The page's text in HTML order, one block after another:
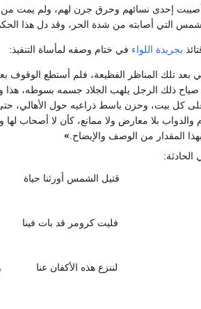
أصيبت إحدى نسائهم وحرق جرن لهم، ولم يمت
التي أصابته من شدة الحر، وقد دل هذا
بجريدة اللواء في ختام وصفه لمأساة التنفيذ:
تلك المناظر الفظيعة، فلم أستطع الوقوف
ذلك الرجل يلهب الجلاد جسمه بسوطه،
على كل بيت، وحزن باسط ذراعيه حول الأهالي،
والدواب بلا معارض ولا ممانع، كأن لا أصحاب
المقدار من الوصف والإيضاح. »
الحادثة:‏
قتيل الشمس أورثنا حياة‏
فليت كرومر قد بات فينا
لننزع هذه الأكفان عنا‏